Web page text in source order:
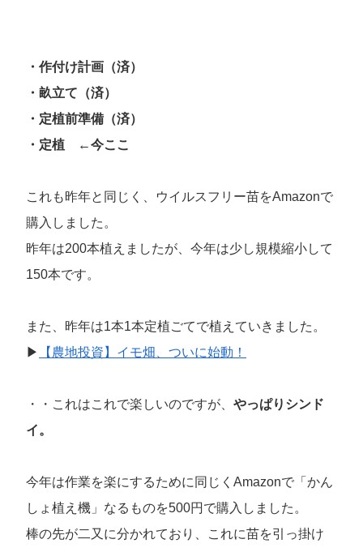
・作付け計画（済）
・畝立て（済）
・定植前準備 （済）
・定植 ←今ここ
これも昨年と同じく、ウイルスフリー苗をAmazonで
購入しました。
昨年は200本植えましたが、今年は少し規模縮小して
150本です。
また、昨年は1本1本定植ごてで植えていきました。
▶
【農地投資】イモ畑、ついに始動！
・・これはこれで楽しいのですが、 やっぱりシンド
イ。
今年は作業を楽にするために同じくAmazonで「かん
しょ植え機」なるものを500円で購入しました。
棒の先が二又に分かれており、これに苗を引っ掛け